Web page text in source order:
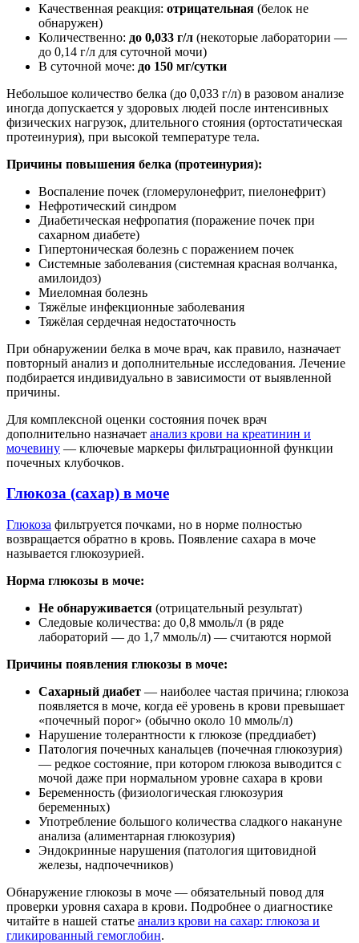
Качественная реакция: отрицательная (белок не
обнаружен)
Количественно: до 0,033 г/л (некоторые лаборатории —
до 0,14 г/л для суточной мочи)
В суточной моче: до 150 мг/сутки
Небольшое количество белка (до 0,033 г/л) в разовом анализе
иногда допускается у здоровых людей после интенсивных
физических нагрузок, длительного стояния (ортостатическая
протеинурия), при высокой температуре тела.
Причины повышения белка (протеинурия):
Воспаление почек (гломерулонефрит, пиелонефрит)
Нефротический синдром
Диабетическая нефропатия (поражение почек при
сахарном диабете)
Гипертоническая болезнь с поражением почек
Системные заболевания (системная красная волчанка,
амилоидоз)
Миеломная болезнь
Тяжёлые инфекционные заболевания
Тяжёлая сердечная недостаточность
При обнаружении белка в моче врач, как правило, назначает
повторный анализ и дополнительные исследования. Лечение
подбирается индивидуально в зависимости от выявленной
причины.
Для комплексной оценки состояния почек врач
дополнительно назначает анализ крови на креатинин и
мочевину — ключевые маркеры фильтрационной функции
почечных клубочков.
Глюкоза (сахар) в моче
Глюкоза фильтруется почками, но в норме полностью
возвращается обратно в кровь. Появление сахара в моче
называется глюкозурией.
Норма глюкозы в моче:
Не обнаруживается (отрицательный результат)
Следовые количества: до 0,8 ммоль/л (в ряде
лабораторий — до 1,7 ммоль/л) — считаются нормой
Причины появления глюкозы в моче:
Сахарный диабет — наиболее частая причина; глюкоза
появляется в моче, когда её уровень в крови превышает
«почечный порог» (обычно около 10 ммоль/л)
Нарушение толерантности к глюкозе (преддиабет)
Патология почечных канальцев (почечная глюкозурия)
— редкое состояние, при котором глюкоза выводится с
мочой даже при нормальном уровне сахара в крови
Беременность (физиологическая глюкозурия
беременных)
Употребление большого количества сладкого накануне
анализа (алиментарная глюкозурия)
Эндокринные нарушения (патология щитовидной
железы, надпочечников)
Обнаружение глюкозы в моче — обязательный повод для
проверки уровня сахара в крови. Подробнее о диагностике
читайте в нашей статье анализ крови на сахар: глюкоза и
гликированный гемоглобин.